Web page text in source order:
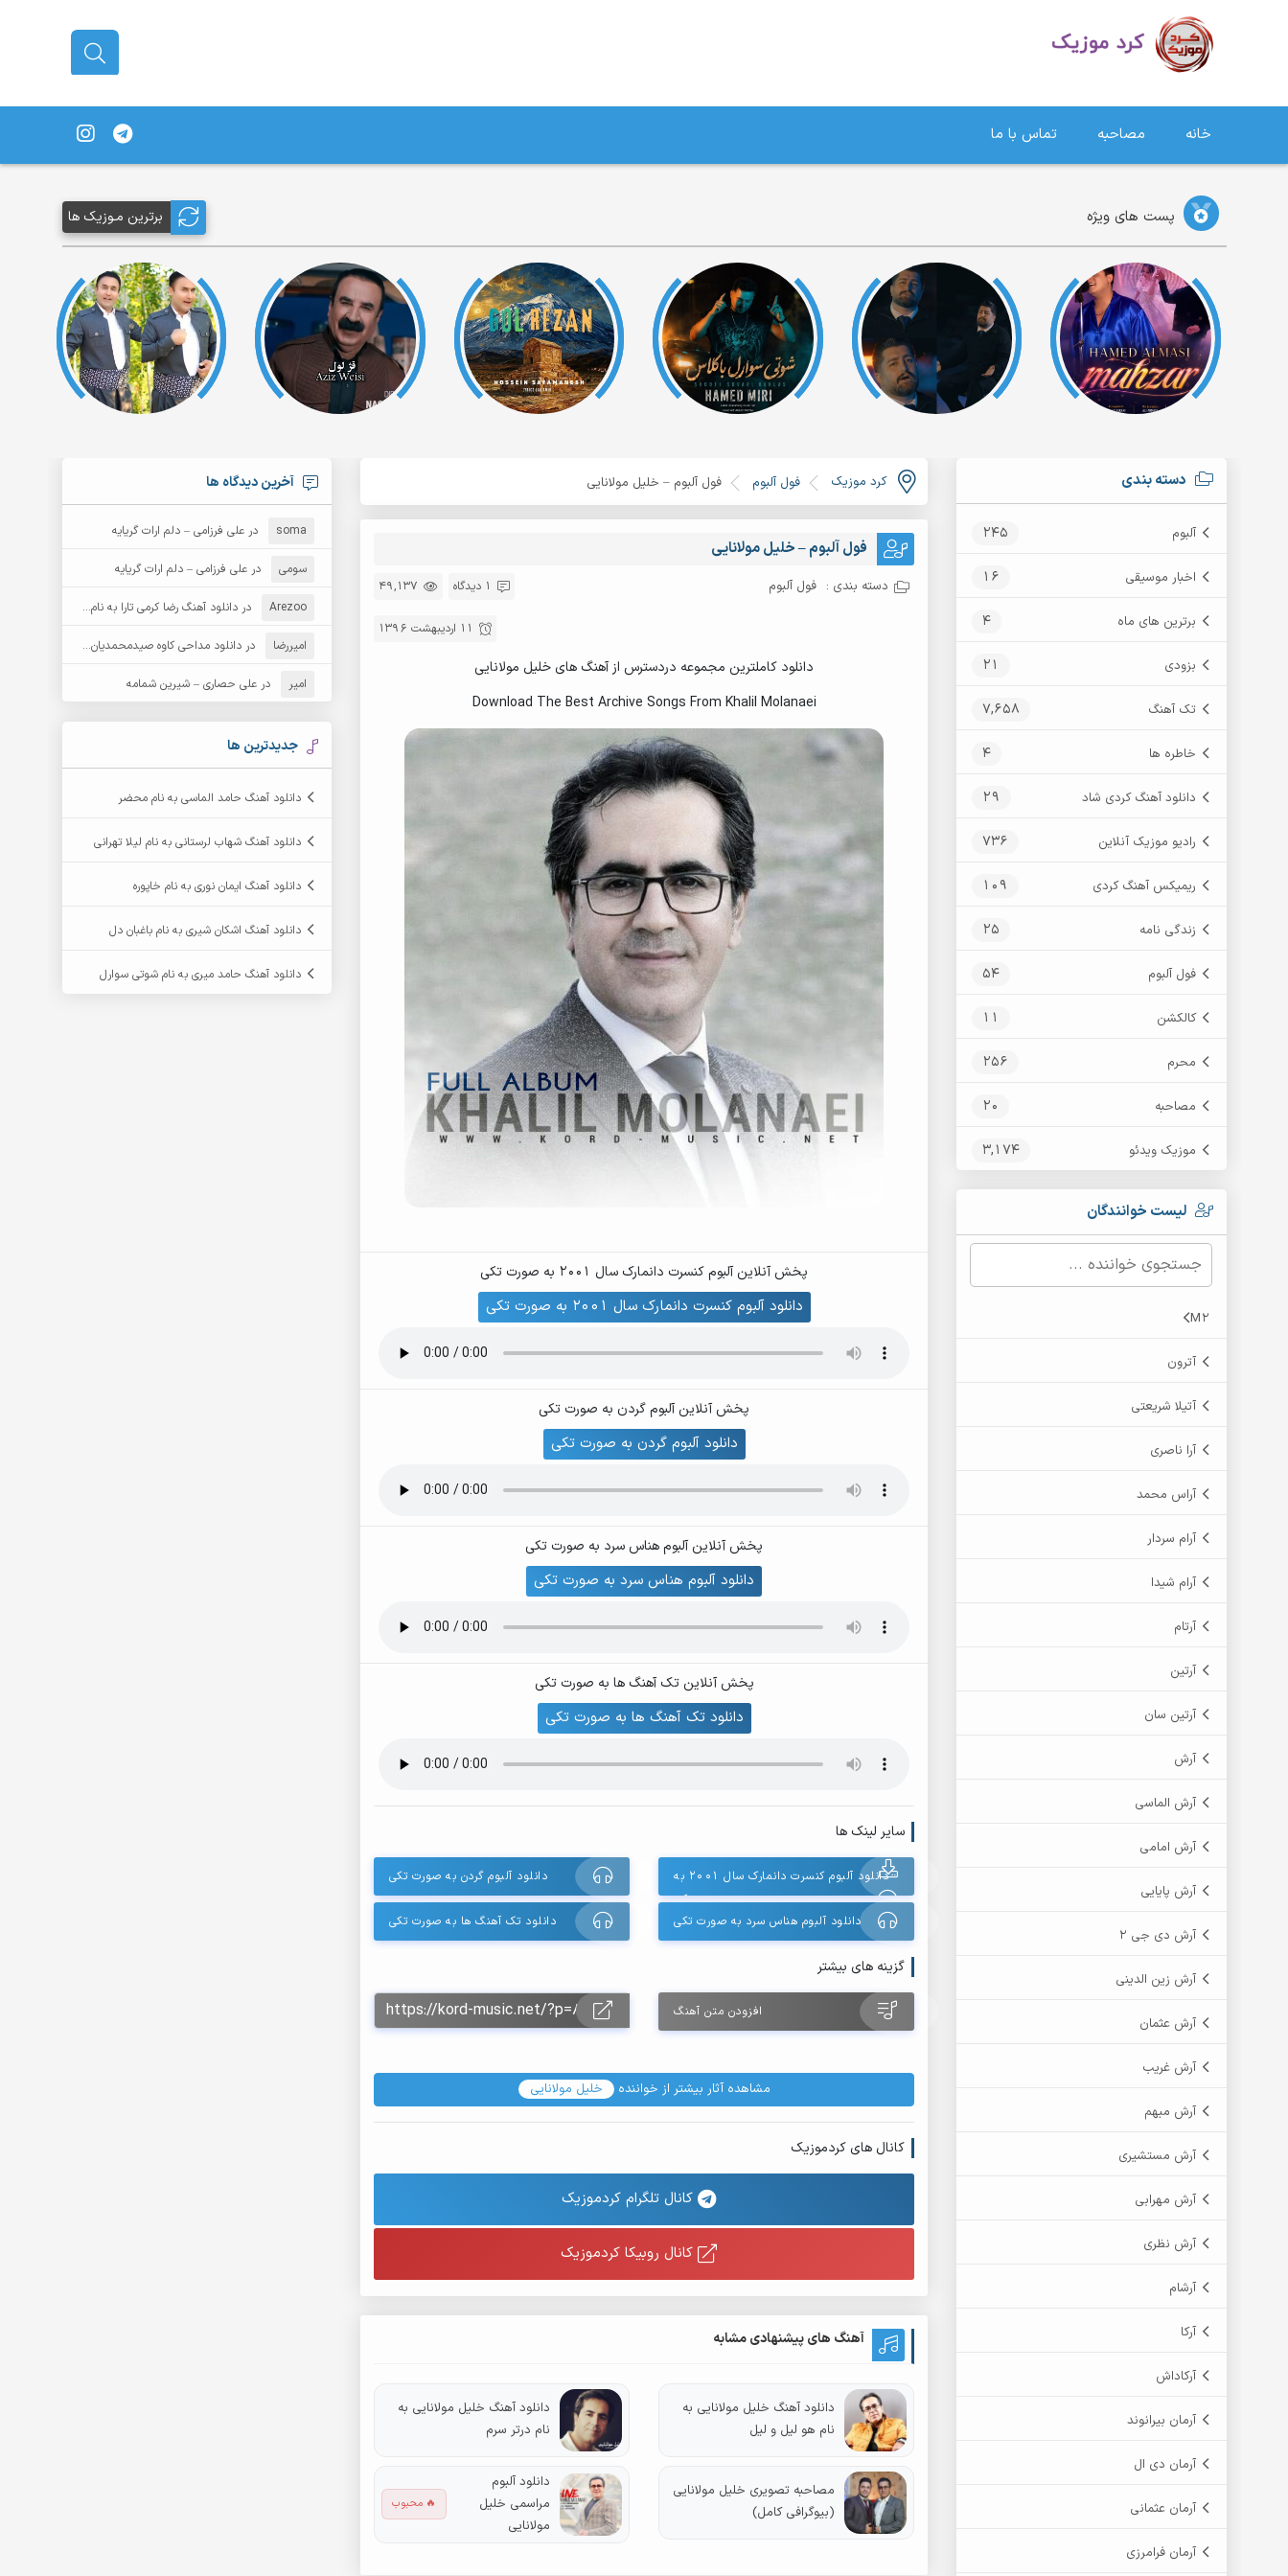
خانه مصاحبه تماس با ما
پست های ویژه برترین مـوزیک ها
دسته بندی
آلبوم 245
اخبار موسیقی 16
برترین های ماه 4
بزودی 21
تک آهنگ 7,658
خاطره ها 4
دانلود آهنگ کردی شاد 29
رادیو موزیک آنلاین 736
ریمیکس آهنگ کردی 109
زندگی نامه 25
فول آلبوم 54
کالکشن 11
محرم 256
مصاحبه 20
موزیک ویدئو 3,174
لیست خوانندگان
M2
آترون
آتیلا شریعتی
آرا ناصری
آراس محمد
آرام سردار
آرام شیدا
آرتام
آرتین
آرتین سان
آرش
آرش الماسی
آرش امامی
آرش پایایی
آرش دی جی 2
آرش زین الدینی
آرش عثمان
آرش غریب
آرش مبهم
آرش مستشیری
آرش مهرابی
آرش نظری
آرشام
آرکا
آرکاداش
آرمان بیرانوند
آرمان دی ال
آرمان عثمانی
آرمان فرامرزی
کرد موزیک فول آلبوم فول آلبوم – خلیل مولانایی
فول آلبوم – خلیل مولانایی
دسته بندی : فول آلبوم 49,137 1 دیدگاه
11 اردیبهشت 1396
دانلود کاملترین مجموعه دردسترس از آهنگ های خلیل مولانایی
Download The Best Archive Songs From Khalil Molanaei
پخش آنلاین آلبوم کنسرت دانمارک سال 2001 به صورت تکی
دانلود آلبوم کنسرت دانمارک سال 2001 به صورت تکی
پخش آنلاین آلبوم گردن به صورت تکی
دانلود آلبوم گردن به صورت تکی
پخش آنلاین آلبوم هناس سرد به صورت تکی
دانلود آلبوم هناس سرد به صورت تکی
پخش آنلاین تک آهنگ ها به صورت تکی
دانلود تک آهنگ ها به صورت تکی
سایر لینک ها
دانلود آلبوم کنسرت دانمارک سال 2001 به
صورت تکی
دانلود آلبوم گردن به صورت تکی
دانلود آلبوم هناس سرد به صورت تکی دانلود تک آهنگ ها به صورت تکی
گزینه های بیشتر
افزودن متن آهنگ
مشاهده آثار بیشتر از خواننده خلیل مولانایی
کانال های کردموزیک
کانال تلگرام کردموزیک
کانال روبیکا کردموزیک
آهنگ های پیشنهادی مشابه
دانلود آهنگ خلیل مولانایی به
نام هو لیل و لیل
دانلود آهنگ خلیل مولانایی به
نام درتر سرم
مصاحبه تصویری خلیل مولانایی
(بیوگرافی کامل)
دانلود آلبوم
مراسمی خلیل
مولانایی
🔥 محبوب
آخرین دیدگاه ها
soma درعلی فرزامی – دلم ارات گریایه
سومی درعلی فرزامی – دلم ارات گریایه
Arezoo دردانلود آهنگ رضا کرمی تارا به نام قمار
امیررضا دردانلود مداحی کاوه صیدمحمدیان به نام سردار باوفا
امیر درعلی حصاری – شیرین شمامه
جدیدترین ها
دانلود آهنگ حامد الماسی به نام محضر
دانلود آهنگ شهاب لرستانی به نام لیلا تهرانی
دانلود آهنگ ایمان نوری به نام خاپوره
دانلود آهنگ اشکان شیری به نام باغبان دل
دانلود آهنگ حامد میری به نام شوتی سوارل